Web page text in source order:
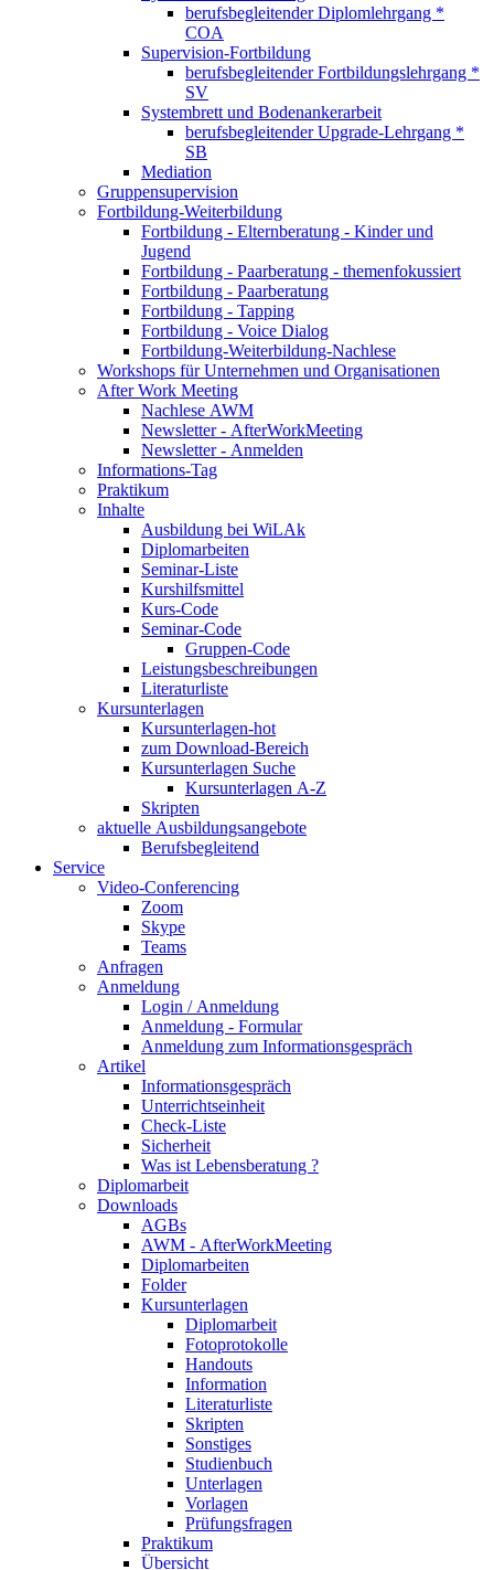
berufsbegleitender Diplomlehrgang *
COA
Supervision-Fortbildung
berufsbegleitender Fortbildungslehrgang *
SV
Systembrett und Bodenankerarbeit
berufsbegleitender Upgrade-Lehrgang *
SB
Mediation
Gruppensupervision
Fortbildung-Weiterbildung
Fortbildung - Elternberatung - Kinder und
Jugend
Fortbildung - Paarberatung - themenfokussiert
Fortbildung - Paarberatung
Fortbildung - Tapping
Fortbildung - Voice Dialog
Fortbildung-Weiterbildung-Nachlese
Workshops für Unternehmen und Organisationen
After Work Meeting
Nachlese AWM
Newsletter - AfterWorkMeeting
Newsletter - Anmelden
Informations-Tag
Praktikum
Inhalte
Ausbildung bei WiLAk
Diplomarbeiten
Seminar-Liste
Kurshilfsmittel
Kurs-Code
Seminar-Code
Gruppen-Code
Leistungsbeschreibungen
Literaturliste
Kursunterlagen
Kursunterlagen-hot
zum Download-Bereich
Kursunterlagen Suche
Kursunterlagen A-Z
Skripten
aktuelle Ausbildungsangebote
Berufsbegleitend
Service
Video-Conferencing
Zoom
Skype
Teams
Anfragen
Anmeldung
Login / Anmeldung
Anmeldung - Formular
Anmeldung zum Informationsgespräch
Artikel
Informationsgespräch
Unterrichtseinheit
Check-Liste
Sicherheit
Was ist Lebensberatung ?
Diplomarbeit
Downloads
AGBs
AWM - AfterWorkMeeting
Diplomarbeiten
Folder
Kursunterlagen
Diplomarbeit
Fotoprotokolle
Handouts
Information
Literaturliste
Skripten
Sonstiges
Studienbuch
Unterlagen
Vorlagen
Prüfungsfragen
Praktikum
Übersicht